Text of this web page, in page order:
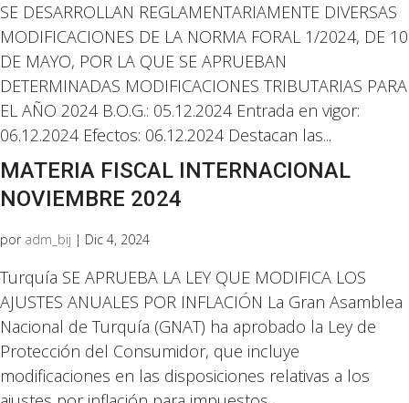
SE DESARROLLAN REGLAMENTARIAMENTE DIVERSAS
MODIFICACIONES DE LA NORMA FORAL 1/2024, DE 10
DE MAYO, POR LA QUE SE APRUEBAN
DETERMINADAS MODIFICACIONES TRIBUTARIAS PARA
EL AÑO 2024 B.O.G.: 05.12.2024 Entrada en vigor:
06.12.2024 Efectos: 06.12.2024 Destacan las...
MATERIA FISCAL INTERNACIONAL
NOVIEMBRE 2024
por adm_bij | Dic 4, 2024
Turquía SE APRUEBA LA LEY QUE MODIFICA LOS
AJUSTES ANUALES POR INFLACIÓN La Gran Asamblea
Nacional de Turquía (GNAT) ha aprobado la Ley de
Protección del Consumidor, que incluye
modificaciones en las disposiciones relativas a los